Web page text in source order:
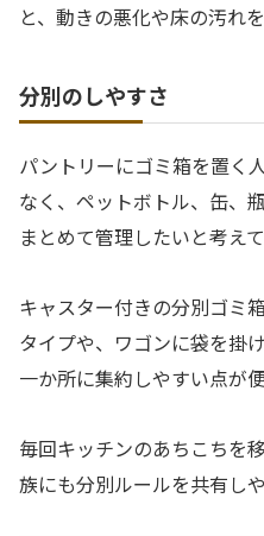
と、動きの悪化や床の汚れ
分別のしやすさ
パントリーにゴミ箱を置く
なく、ペットボトル、缶、
まとめて管理したいと考えて
キャスター付きの分別ゴミ
タイプや、ワゴンに袋を掛
一か所に集約しやすい点が便
毎回キッチンのあちこちを
族にも分別ルールを共有し